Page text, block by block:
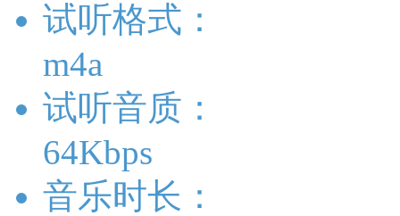
试听格式：
m4a
试听音质：
64Kbps
音乐时长：